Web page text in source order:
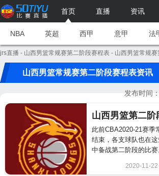
首页 直播 资讯
NBA 英超 西甲 意甲 法
jrs直播 - 山西男篮常规赛第二阶段赛程表 - 山西男篮常规
山西男篮常规赛第二阶段赛程表资讯
发布时间
此前CBA2020-21赛季
结束，各支球队也在
中备战第二阶段的比
2020-11-22